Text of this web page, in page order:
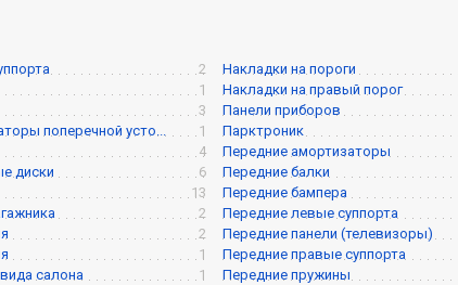
2
1
3
поперечной усто...
1
4
диски
6
13
2
2
1
салона
1
Накладки на пороги
Накладки на правый порог
Панели приборов
Парктроник
Передние амортизаторы
Передние балки
Передние бампера
Передние левые суппорта
Передние панели (телевизоры)
Передние правые суппорта
Передние пружины